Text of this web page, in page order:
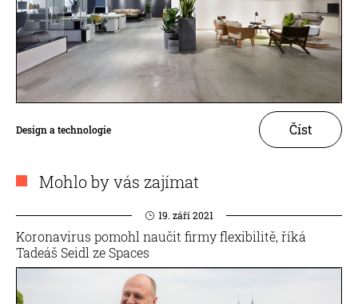
Design a technologie Číst
Mohlo by vás zajímat
19. září 2021
Koronavirus pomohl naučit firmy flexibilitě, říká
Tadeáš Seidl ze Spaces